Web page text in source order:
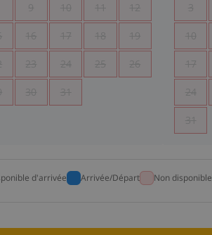
9 10 11 12
16 17 18 19
23 24 25 26
30 31
3
10
17
24
31
d'arrivée Arrivée/Départ Non disponible